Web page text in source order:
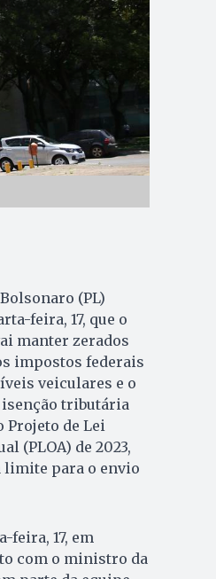
(PL)
feira, 17, que o
manter zerados
impostos federais
veiculares e o
isenção tributária
Projeto de Lei
(PLOA) de 2023,
limite para o envio
17, em
com o ministro da